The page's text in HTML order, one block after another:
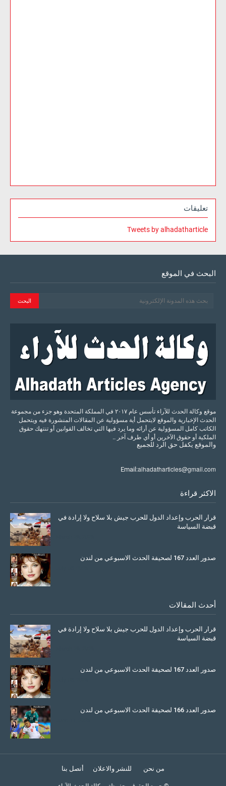
تعليقات
Tweets by alhadatharticle
البحث في الموقع
موقع وكالة الحدث للآراء تأسس عام ٢٠١٧ في المملكة المتحدة وهو جزء من مجموعة
الحدث الإخبارية والموقع لايتحمل أية مسؤولية عن المقالات المنشورة فيه ويتحمل
الكاتب كامل المسؤولية عن أرائه وما يرد فيها التي تخالف القوانين أو تنتهك حقوق
الملكية أو حقوق الآخرين أو أي طرف آخر ..
والموقع يكفل حق الرد للجميع
Email:alhadatharticles@gmail.com
الاكثر قراءة
قرار الحرب وإعداد الدول للحرب جيش بلا سلاح ولا إرادة في
قبضة السياسة
صدور العدد 167 لصحيفة الحدث الاسبوعي من لندن
أحدث المقالات
قرار الحرب وإعداد الدول للحرب جيش بلا سلاح ولا إرادة في
قبضة السياسة
صدور العدد 167 لصحيفة الحدث الاسبوعي من لندن
صدور العدد 166 لصحيفة الحدث الاسبوعي من لندن
من نحن للنشر والاعلان أتصل بنا